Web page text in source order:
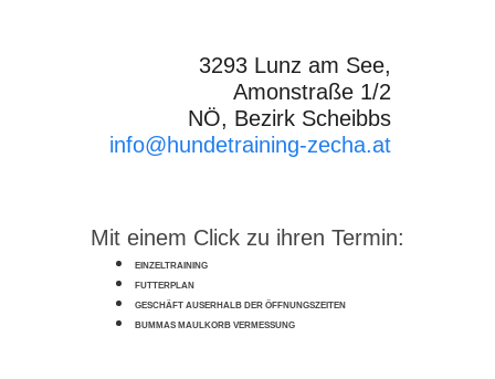
3293 Lunz am See,
Amonstraße 1/2
NÖ, Bezirk Scheibbs
info@hundetraining-zecha.at
Mit einem Click zu ihren Termin:
EINZELTRAINING
FUTTERPLAN
GESCHÄFT AUSERHALB DER ÖFFNUNGSZEITEN
BUMMAS MAULKORB VERMESSUNG